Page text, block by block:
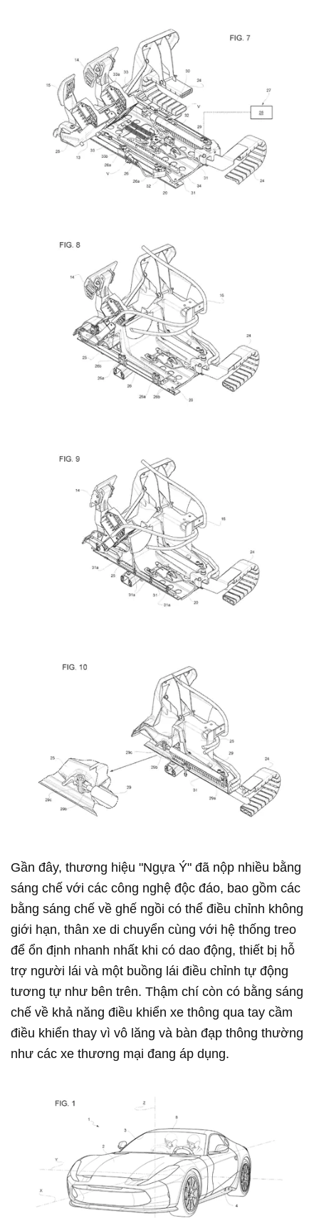
Gần đây, thương hiệu "Ngựa Ý" đã nộp nhiều bằng
sáng chế với các công nghệ độc đáo, bao gồm các
bằng sáng chế về ghế ngồi có thể điều chỉnh không
giới hạn, thân xe di chuyển cùng với hệ thống treo
để ổn định nhanh nhất khi có dao động, thiết bị hỗ
trợ người lái và một buồng lái điều chỉnh tự động
tương tự như bên trên. Thậm chí còn có bằng sáng
chế về khả năng điều khiển xe thông qua tay cầm
điều khiển thay vì vô lăng và bàn đạp thông thường
như các xe thương mại đang áp dụng.